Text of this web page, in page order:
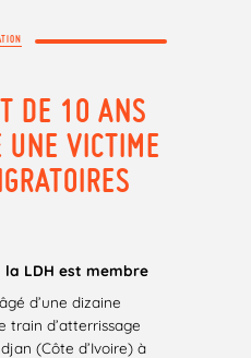
DE 10 ANS
UNE VICTIME
la LDH est membre
d’une dizaine
train d’atterrissage
(Côte d’Ivoire) à